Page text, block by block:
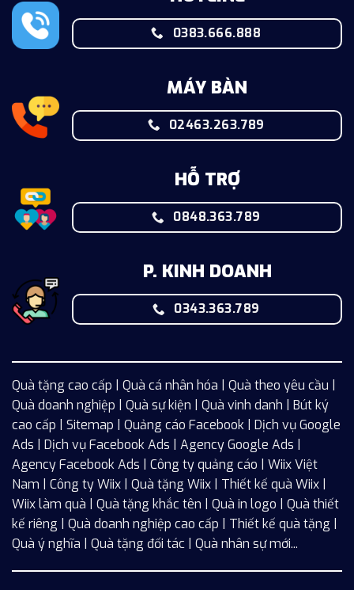
0383.666.888
MÁY BÀN
02463.263.789
HỖ TRỢ
0848.363.789
P. KINH DOANH
0343.363.789
Quà tặng cao cấp | Quà cá nhân hóa | Quà theo yêu cầu |
Quà doanh nghiệp | Quà sự kiện | Quà vinh danh | Bút ký
cao cấp | Sitemap | Quảng cáo Facebook | Dịch vụ Google
Ads
Dịch vụ Facebook Ads | Agency Google Ads |
Agency Facebook Ads | Công ty quảng cáo | WiixViệt
Nam | Công ty Wiix | Quà tặng Wiix | Thiết kế quà Wiix |
Wiix làm quà | Quà tặng khắc tên | Quà in logo | Quà thiết
kế riêng | Quà doanh nghiệp cao cấp | Thiết kế quà tặng |
Quà ý nghĩa | Quà tặng đối tác | Quà nhân sự mới...